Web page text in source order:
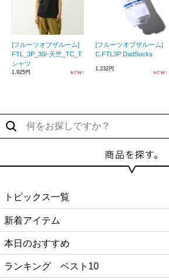
[フルーツオブザルーム]
FTL_3P_30/-天竺_TC_T
シャツ
1,925円
[フルーツオブザルーム]
C.FTL3P DadSocks
1,232円
トピックス一覧
新着アイテム
本日のおすすめ
ランキング ベスト10